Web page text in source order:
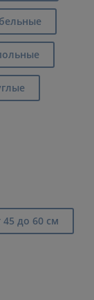
до 60 см